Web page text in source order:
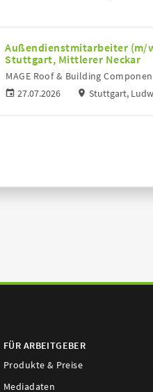
Außendienstmitarbeiter (m/
Stuttgart, Mittlerer Neckar
27.07.2026
MAGE Roof & Building
Stuttgart,
FÜR ARBEITGEBER
Produkte & Preise
Mediadaten